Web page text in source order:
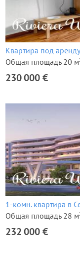
Квартира под
Общая площадь 20
230 000 €
1-комн. квартира в
Общая площадь 28
232 000 €